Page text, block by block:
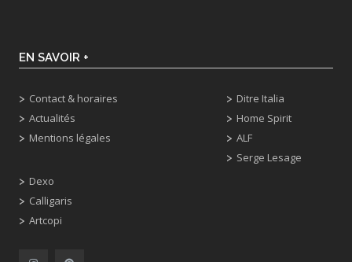
EN SAVOIR +
Contact & horaires
Actualités
Mentions légales
Dexo
Calligaris
Artcopi
Ditre Italia
Home Spirit
ALF
Serge Lesage